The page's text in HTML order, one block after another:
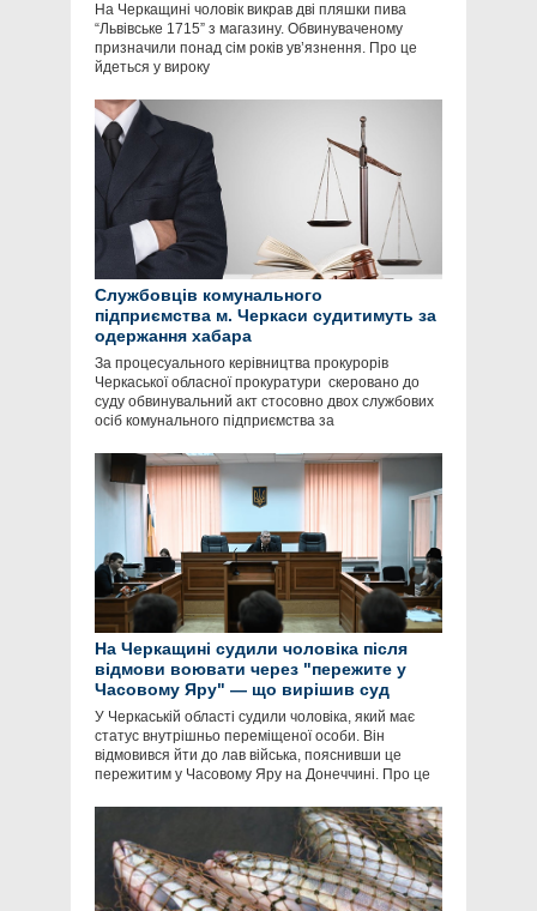
На Черкащині чоловік викрав дві пляшки пива
“Львівське 1715” з магазину. Обвинуваченому
призначили понад сім років ув’язнення. Про це
йдеться у вироку
Службовців комунального
підприємства м. Черкаси судитимуть за
одержання хабара
За процесуального керівництва прокурорів
Черкаської обласної прокуратури скеровано до
суду обвинувальний акт стосовно двох службових
осіб комунального підприємства за
На Черкащині судили чоловіка після
відмови воювати через "пережите у
Часовому Яру" — що вирішив суд
У Черкаській області судили чоловіка, який має
статус внутрішньо переміщеної особи. Він
відмовився йти до лав війська, пояснивши це
пережитим у Часовому Яру на Донеччині. Про це